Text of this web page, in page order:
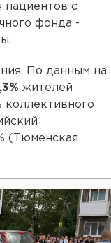
пациентов с
фонда -
По данным на
жителей
(Тюменская